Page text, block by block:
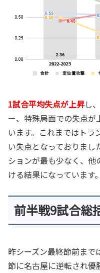
1試合平均失点が上昇し
ー、特殊局面での失点が
います。これまではト
い失点となっておりま
ションが最も少なく、
ける結果になっています。
前半戦9試合総
昨シーズン最終節前まで
節に名古屋に逆転され